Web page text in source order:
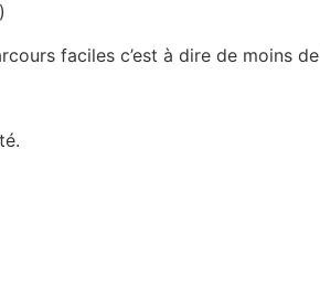
faciles c’est à dire de moins